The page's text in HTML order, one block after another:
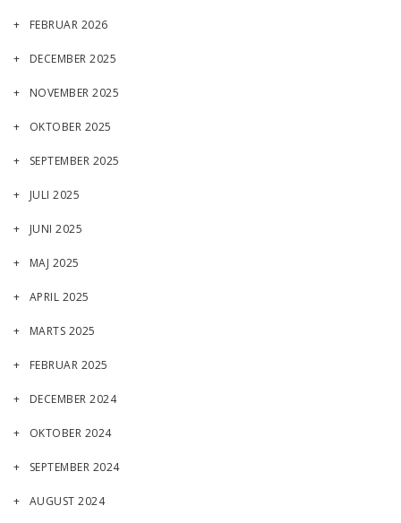
FEBRUAR 2026
DECEMBER 2025
NOVEMBER 2025
OKTOBER 2025
SEPTEMBER 2025
JULI 2025
JUNI 2025
MAJ 2025
APRIL 2025
MARTS 2025
FEBRUAR 2025
DECEMBER 2024
OKTOBER 2024
SEPTEMBER 2024
AUGUST 2024